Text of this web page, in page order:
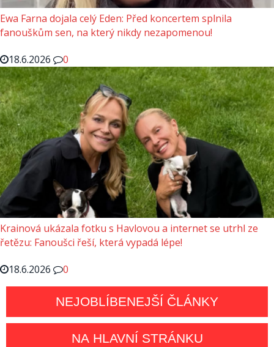
Ewa Farna dojala celý Eden: Před koncertem splnila
fanouškům sen, na který nikdy nezapomenou!
18.6.2026
0
Krainová ukázala fotku s Havlovou a internet se utrhl ze
řetězu: Fanoušci řeší, která vypadá lépe!
18.6.2026
0
NEJOBLÍBENEJŠÍ ČLÁNKY
NA HLAVNÍ STRÁNKU